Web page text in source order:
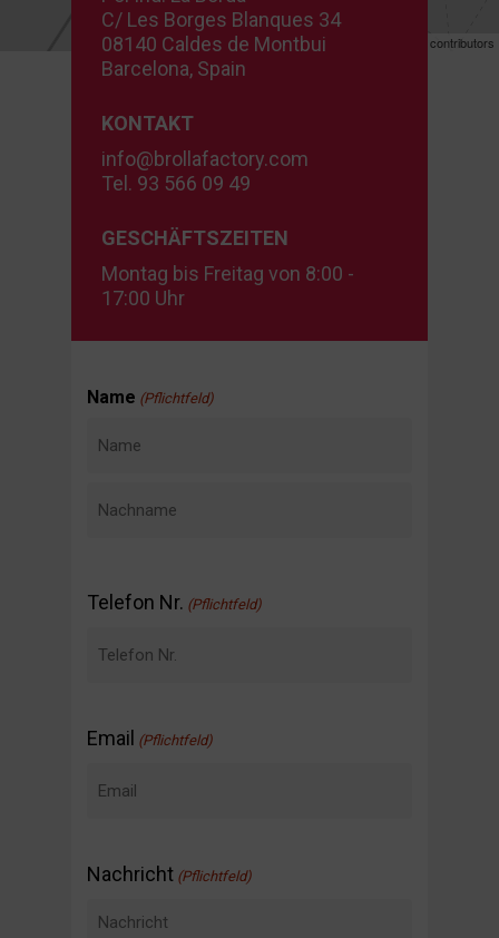
Leaflet | © contributors
C/ Les Borges Blanques 34
08140 Caldes de Montbui
Barcelona, Spain
KONTAKT
info@brollafactory.com
Tel. 93 566 09 49
GESCHÄFTSZEITEN
Montag bis Freitag von 8:00 -
17:00 Uhr
Name (Pflichtfeld)
Telefon Nr. (Pflichtfeld)
Email (Pflichtfeld)
Nachricht (Pflichtfeld)